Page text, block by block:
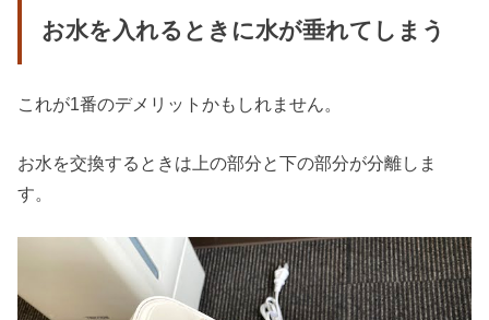
お水を入れるときに水が垂れてしまう
これが1番のデメリットかもしれません。
お水を交換するときは上の部分と下の部分が分離しま
す。